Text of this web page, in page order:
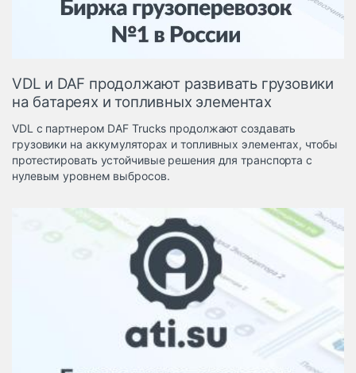
Негабаритные и
опасные грузы
Безопасность и
Таможня и ВЭД
грузовые
терминалы
Коммерческий
транспорт
Автосервис,
запчасти, шины
Топливо, масла и
автохимия
Дзен
VDL и DAF продолжают развивать грузовики
на батареях и топливных элементах
VDL с партнером DAF Trucks продолжают создавать
грузовики на аккумуляторах и топливных элементах, чтобы
протестировать устойчивые решения для транспорта с
нулевым уровнем выбросов.